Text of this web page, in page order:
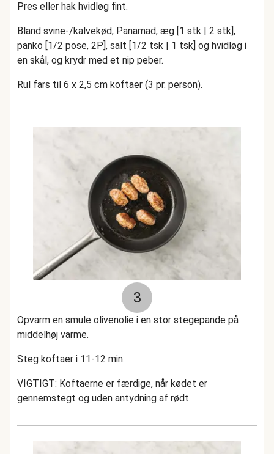
Pres eller hak hvidløg fint.
Bland svine-/kalvekød, Panamad, æg [1 stk | 2 stk],
panko [1/2 pose, 2P], salt [1/2 tsk | 1 tsk] og hvidløg i
en skål, og krydr med et nip peber.
Rul fars til 6 x 2,5 cm koftaer (3 pr. person).
3
Opvarm en smule olivenolie i en stor stegepande på
middelhøj varme.
Steg koftaer i 11-12 min.
VIGTIGT: Koftaerne er færdige, når kødet er
gennemstegt og uden antydning af rødt.